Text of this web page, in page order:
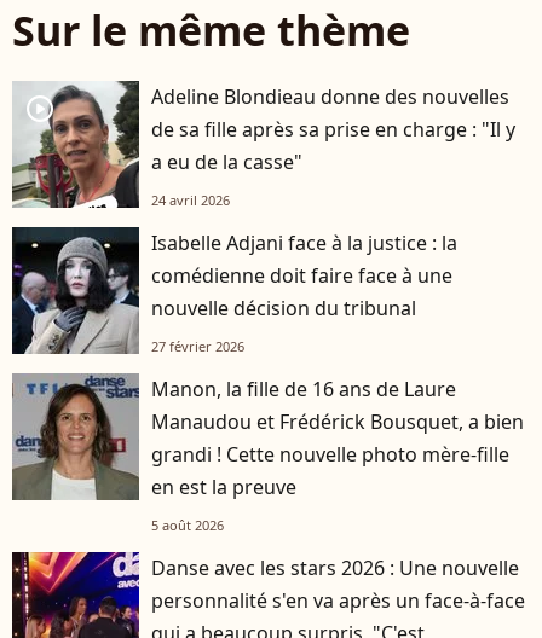
Sur le même thème
player2
Adeline Blondieau donne des nouvelles
de sa fille après sa prise en charge : "Il y
a eu de la casse"
24 avril 2026
Isabelle Adjani face à la justice : la
comédienne doit faire face à une
nouvelle décision du tribunal
27 février 2026
Manon, la fille de 16 ans de Laure
Manaudou et Frédérick Bousquet, a bien
grandi ! Cette nouvelle photo mère-fille
en est la preuve
5 août 2026
Danse avec les stars 2026 : Une nouvelle
personnalité s'en va après un face-à-face